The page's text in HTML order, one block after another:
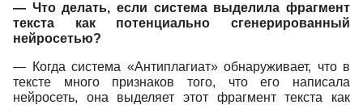
— Что делать, если система выделила фрагмент
текста как потенциально сгенерированный
нейросетью?
— Когда система «Антиплагиат» обнаруживает, что в
тексте много признаков того, что его написала
нейросеть, она выделяет этот фрагмент текста как